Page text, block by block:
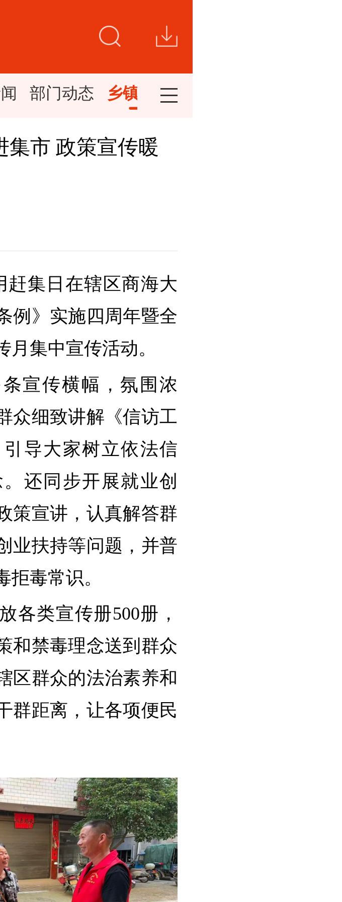
部门动态 乡镇新闻
市 政策宣传暖
赶集日在辖区商海大
例》实施四周年暨全
集中宣传活动。
宣传横幅，氛围浓
众细致讲解《信访工
导大家树立依法信
还同步开展就业创
策宣讲，认真解答群
业扶持等问题，并普
毒常识。
各类宣传册500册，
和禁毒理念送到群众
区群众的法治素养和
群距离，让各项便民